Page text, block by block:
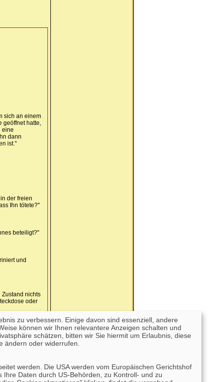
sich an einem
geöffnet hatte,
eine
dann
ist."
der freien
Ihn tötete?"
beteiligt?"
und
nichts
oder
Blitz
Schlag
zu verbessern. Einige davon sind essenziell, andere
können wir Ihnen relevantere Anzeigen schalten und
schätzen, bitten wir Sie hiermit um Erlaubnis, diese
ändern oder widerrufen.
werden. Die USA werden vom Europäischen Gerichtshof
Daten durch US-Behörden, zu Kontroll- und zu